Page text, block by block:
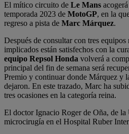
El mítico circuito de Le Mans
temporada 2023 de MotoGP, en la
regreso a pista de Marc Márquez.
Después de consultar con tres
implicados están satisfechos con la
equipo Repsol Honda volverá a
principal del fin de semana será
Premio y continuar donde Márquez y
dejaron. En este trazado, Marc ha
tres ocasiones en la categoría reina.
El doctor Ignacio Roger de Oña, de la
microcirugía en el Hospital Ruber